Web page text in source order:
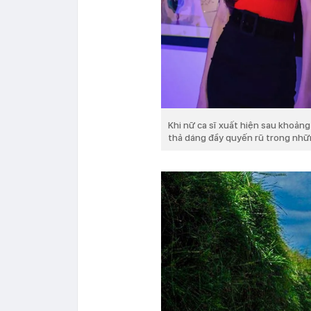
Khi nữ ca sĩ xuất hiện sau
thả dáng đầy quyến rũ trong